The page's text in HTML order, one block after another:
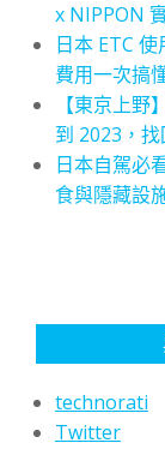
x NIPPON
日本 ETC
費用一次搞
【東京上
到 2023，
日本自駕必
食與隱藏設
technorati
Twitter